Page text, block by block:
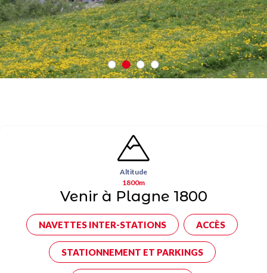
Altitude
1800m
Venir à Plagne 1800
NAVETTES INTER-STATIONS ACCÈS
STATIONNEMENT ET PARKINGS